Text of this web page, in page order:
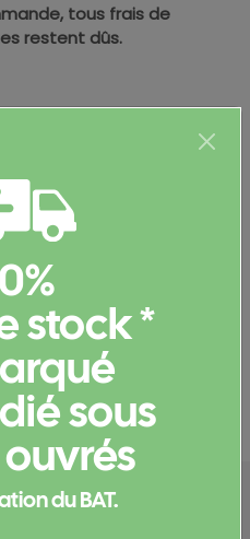
tous frais de
restent dûs.
votre
stock *
sous
du BAT.